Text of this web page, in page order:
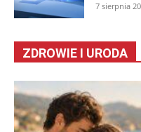
7 sierpnia
ZDROWIE I URODA